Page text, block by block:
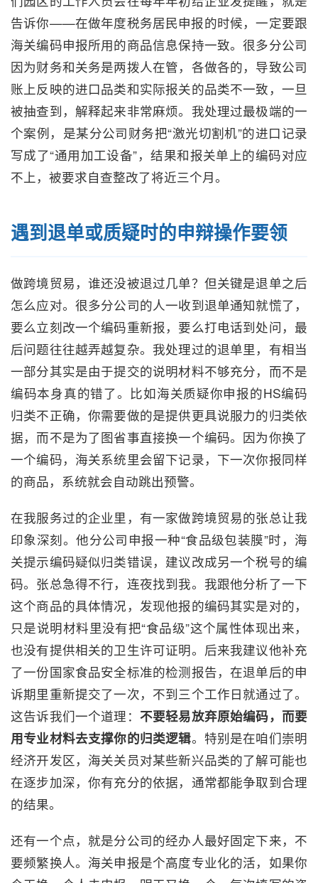
告诉你——在做年度税务居民申报的时候，一定要跟
海关编码申报所用的商品信息保持一致。很多分公司
因为财务和关务是两拨人在管，各做各的，导致公司
账上反映的进口品类和实际报关的品类不一致，一旦
被抽查到，解释起来非常麻烦。我处理过最极端的一
个案例，是某分公司财务把“激光切割机”的进口记录
写成了“通用加工设备”，结果和报关单上的编码对应
不上，被要求自查整改了将近三个月。
遇到退单或质疑时的申辩操作要领
做跨境贸易，谁还没被退过几单？但关键是退单之后
怎么应对。很多分公司的人一收到退单通知就慌了，
要么立刻改一个编码重新报，要么打电话到处问，最
后问题往往越弄越复杂。我处理过的退单里，有相当
一部分其实是由于提交的说明材料不够充分，而不是
编码本身真的错了。比如海关质疑你申报的HS编码
归类不正确，你需要做的是提供更具说服力的归类依
据，而不是为了图省事直接换一个编码。因为你换了
一个编码，海关系统里会留下记录，下一次你报同样
的商品，系统就会自动跳出预警。
在我服务过的企业里，有一家做跨境贸易的张总让我
印象深刻。他分公司申报一种“食品级包装膜”时，海
关提示编码疑似归类错误，建议改成另一个税号的编
码。张总急得不行，连夜找到我。我跟他分析了一下
这个商品的具体情况，发现他报的编码其实是对的，
只是说明材料里没有把“食品级”这个属性体现出来，
也没有提供相关的卫生许可证明。后来我建议他补充
了一份国家食品安全标准的检测报告，在退单后的申
诉期里重新提交了一次，不到三个工作日就通过了。
这告诉我们一个道理： 不要轻易放弃原始编码，而要
用专业材料去支撑你的归类逻辑。特别是在咱们崇明
经济开发区，海关关员对某些新兴品类的了解可能也
在逐步加深，你有充分的依据，通常都能争取到合理
的结果。
还有一个点，就是分公司的经办人最好固定下来，不
要频繁换人。海关申报是个高度专业化的活，如果你